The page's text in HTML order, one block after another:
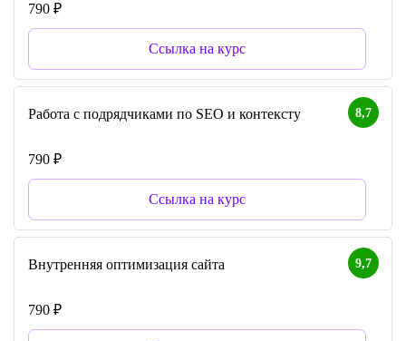
790 ₽
Ссылка на курс
8,7
Работа с подрядчиками по SEO и контексту
790 ₽
Ссылка на курс
9,7
Внутренняя оптимизация сайта
790 ₽